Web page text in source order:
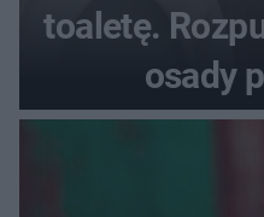
toaletę.
osady